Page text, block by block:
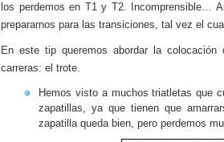
los perdemos en T1 y T2. Incomprensible…
prepararnos para las transiciones, tal vez el
En este tip queremos abordar la
carreras: el trote.
Hemos visto a muchos triatletas que
zapatillas, ya que tienen que
zapatilla queda bien, pero perdemos